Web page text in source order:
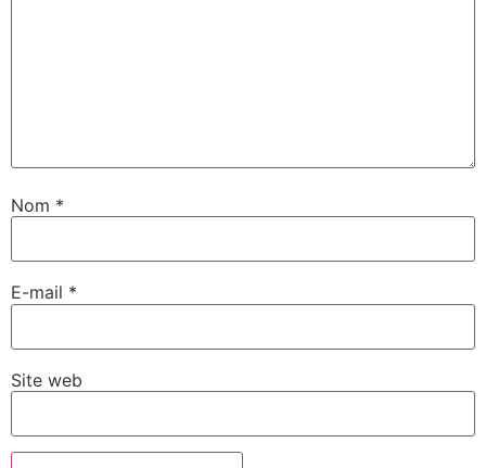
Nom *
E-mail *
Site web